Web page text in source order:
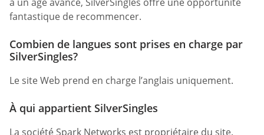
fantastique de recommencer.
Combien de langues sont prises en charge par
SilverSingles?
Le site Web prend en charge l’anglais uniquement.
À qui appartient SilverSingles
La société Spark Networks est propriétaire du site.